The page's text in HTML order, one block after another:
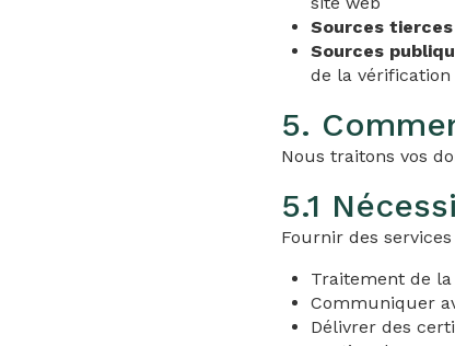
Sources tierces
Sources
de la
5.
Nous traitons vos
5.1
Fournir des
Traitement de
Communiquer
Délivrer des